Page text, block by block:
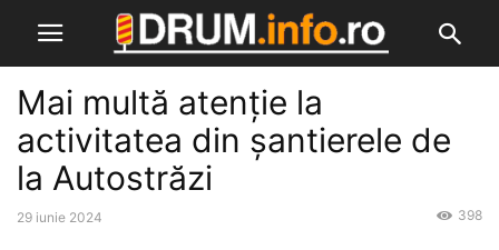
Mai multă atenție la
activitatea din șantierele de
la Autostrăzi
29 iunie 2024 398